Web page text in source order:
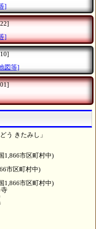
]
]
図等]
う きたみし」
1,866市区町村中)
市区町村中)
1,866市区町村中)
寺